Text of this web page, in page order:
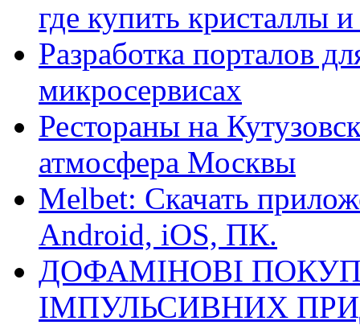
где купить кристаллы
Разработка порталов
микросервисах
Рестораны на
атмосфера Москвы
Melbet: Скачать
Android, iOS, ПК.
ДОФАМІНОВІ
ІМПУЛЬСИВНИХ